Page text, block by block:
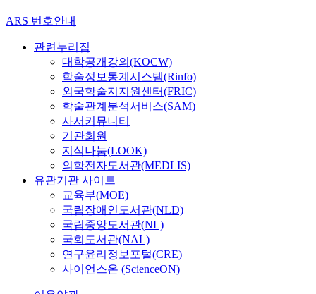
ARS 번호안내
관련누리집
대학공개강의(KOCW)
학술정보통계시스템(Rinfo)
외국학술지지원센터(FRIC)
학술관계분석서비스(SAM)
사서커뮤니티
기관회원
지식나눔(LOOK)
의학전자도서관(MEDLIS)
유관기관 사이트
교육부(MOE)
국립장애인도서관(NLD)
국립중앙도서관(NL)
국회도서관(NAL)
연구윤리정보포털(CRE)
사이언스온 (ScienceON)